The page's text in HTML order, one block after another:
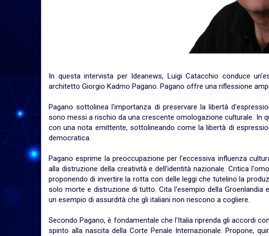
In questa intervista per Ideanews, Luigi Catacchio conduce
architetto Giorgio Kadmo Pagano. Pagano offre una riflessione
Pagano sottolinea l'importanza di preservare la libertà
sono messi a rischio da una crescente omologazione culturale. In
con una nota emittente, sottolineando come la libertà di
democratica.
Pagano esprime la preoccupazione per l'eccessiva influenza
alla distruzione della creatività e dell'identità nazionale. Critica
proponendo di invertire la rotta con delle leggi che tutelino la
solo morte e distruzione di tutto. Cita l'esempio della Groenlandia
un esempio di assurdità che gli italiani non riescono a cogliere.
Secondo Pagano, è fondamentale che l'Italia riprenda gli accordi
spinto alla nascita della Corte Penale Internazionale. Propone,